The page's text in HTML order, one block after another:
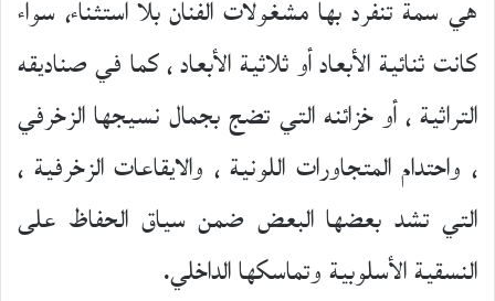
هي سمة تنفرد بها مشغولات الفنان بلا استثناء، سواء
كانت ثنائية الأبعاد أو ثلاثية الأبعاد ، كما في صناديقه
التراثية ، أو خزائنه التي تضج بجمال نسيجها الزخرفي
، واحتدام المتجاورات اللونية ، والايقاعات الزخرفية ،
التي تشد بعضها البعض ضمن سياق الحفاظ على
النسقية الأسلوبية وتماسكها الداخلي.